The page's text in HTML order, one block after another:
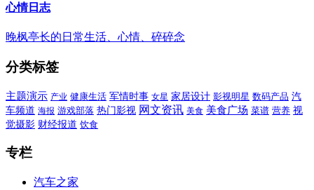
心情日志
晚枫亭长的日常生活、心情、碎碎念
分类标签
主题演示 产业 健康生活 军情时事 女星 家居设计 影视明星 数码产品 汽
车频道 海报 游戏部落 热门影视 网文资讯 美食 美食广场 菜谱 营养 视
觉摄影 财经报道 饮食
专栏
汽车之家